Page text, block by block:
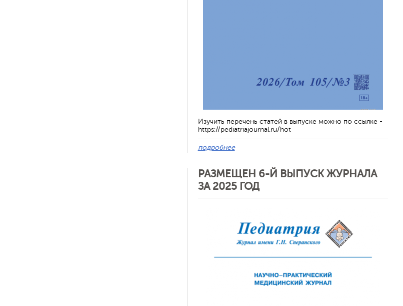
Изучить перечень статей в выпуске можно по ссылке -
https://pediatriajournal.ru/hot
подробнее
РАЗМЕЩЕН 6-Й ВЫПУСК ЖУРНАЛА
ЗА 2025 ГОД